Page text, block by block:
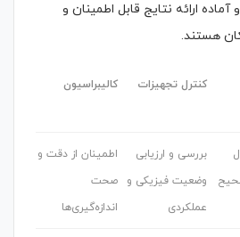
ارائه نتایج قابل اطمینان و
هستند.
کنترل تجهیزات کالیبراسیون
بررسی و ارزیابی
وضعیت فیزیکی و
عملکردی
اطمینان از دقت و
صحت
اندازه‌گیری‌ها